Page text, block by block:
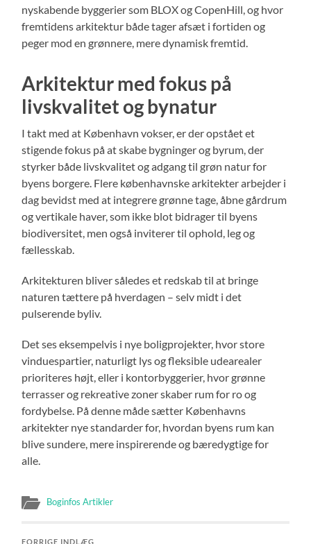
nyskabende byggerier som BLOX og CopenHill, og hvor
fremtidens arkitektur både tager afsæt i fortiden og
peger mod en grønnere, mere dynamisk fremtid.
Arkitektur med fokus på
livskvalitet og bynatur
I takt med at København vokser, er der opstået et
stigende fokus på at skabe bygninger og byrum, der
styrker både livskvalitet og adgang til grøn natur for
byens borgere. Flere københavnske arkitekter arbejder i
dag bevidst med at integrere grønne tage, åbne gårdrum
og vertikale haver, som ikke blot bidrager til byens
biodiversitet, men også inviterer til ophold, leg og
fællesskab.
Arkitekturen bliver således et redskab til at bringe
naturen tættere på hverdagen – selv midt i det
pulserende byliv.
Det ses eksempelvis i nye boligprojekter, hvor store
vinduespartier, naturligt lys og fleksible udearealer
prioriteres højt, eller i kontorbyggerier, hvor grønne
terrasser og rekreative zoner skaber rum for ro og
fordybelse. På denne måde sætter Københavns
arkitekter nye standarder for, hvordan byens rum kan
blive sundere, mere inspirerende og bæredygtige for
alle.
Boginfos Artikler
FORRIGE INDLÆG